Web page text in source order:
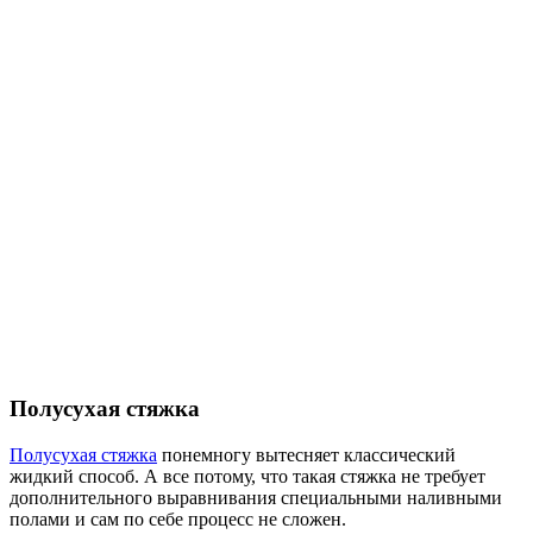
Полусухая стяжка
Полусухая стяжка понемногу вытесняет классический
жидкий способ. А все потому, что такая стяжка не требует
дополнительного выравнивания специальными наливными
полами и сам по себе процесс не сложен.